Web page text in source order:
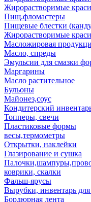
Жирорастворимые
Пищ.фломастеры
Пищевые блестки
Жирорастворимые
Масложировая
Масло, спреды
Эмульсии для смазки
Маргарины
Масло растительное
Бульоны
Майонез,соус
Кондитерский
Топперы, свечи
Пластиковые формы
весы,термометры
Открытки, наклейки
Глазирование и сушка
коврики, скалки
Фальш-ярусы
Вырубки, инвентарь
Бордюрная лента